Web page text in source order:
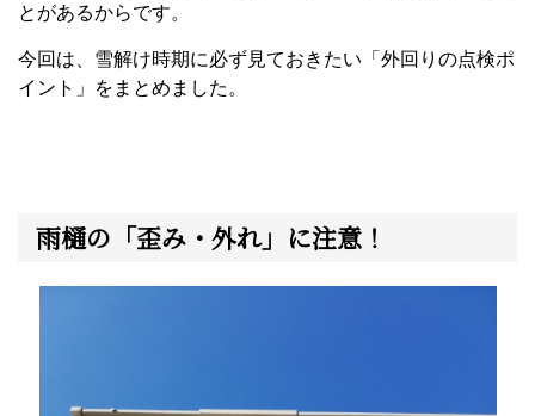
とがあるからです。
今回は、雪解け時期に必ず見ておきたい「外回りの点検ポ
イント」をまとめました。
雨樋の「歪み・外れ」に注意！